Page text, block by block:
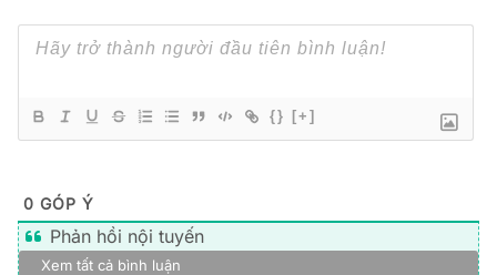
{} [+]
0 GÓP Ý
Phản hồi nội tuyến
Xem tất cả bình luận